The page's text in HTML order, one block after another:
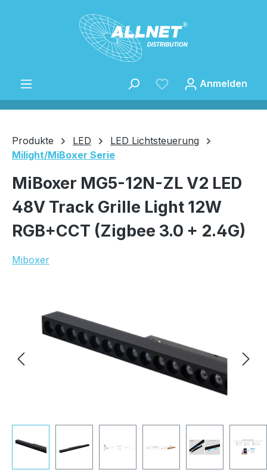
Zum Hauptinhalt springen
Speichern
Anmelden
Produkte LED
LED Lichtsteuerung
Milight/MiBoxer Serie
MiBoxer MG5-12N-ZL V2 LED
48V Track Grille Light 12W
RGB+CCT (Zigbee 3.0 + 2.4G)
Miboxer